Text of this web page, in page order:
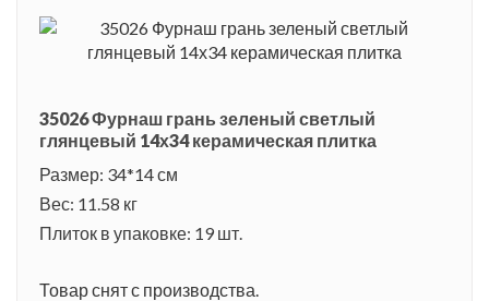
35026 Фурнаш грань зеленый светлый
глянцевый 14х34 керамическая плитка
Размер: 34*14 см
Вес: 11.58 кг
Плиток в упаковке: 19 шт.
Товар снят с производства.